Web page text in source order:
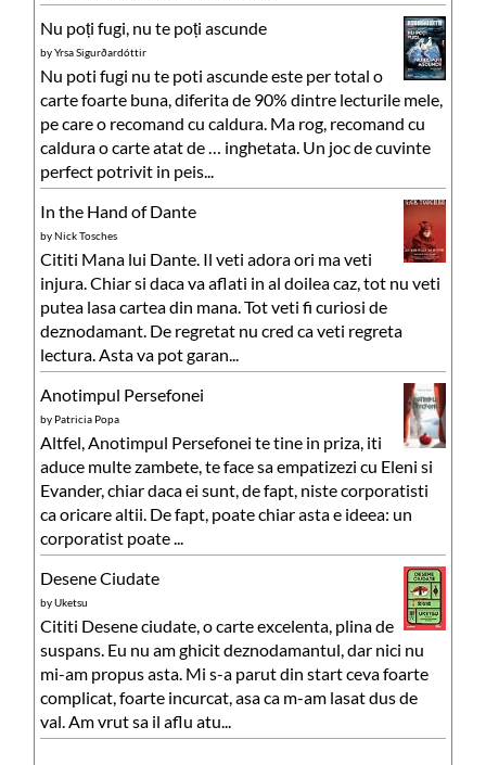
Nu poți fugi, nu te poți ascunde
byYrsa Sigurðardóttir
Nu poti fugi nu te poti ascunde este per total o
carte foarte buna, diferita de 90% dintre lecturile mele,
pe care o recomand cu caldura. Ma rog, recomand cu
caldura o carte atat de … inghetata. Un joc de cuvinte
perfect potrivit in peis...
In the Hand of Dante
byNick Tosches
Cititi Mana lui Dante. Il veti adora ori ma veti
injura. Chiar si daca va aflati in al doilea caz, tot nu veti
putea lasa cartea din mana. Tot veti fi curiosi de
deznodamant. De regretat nu cred ca veti regreta
lectura. Asta va pot garan...
Anotimpul Persefonei
by Patricia Popa
Altfel, Anotimpul Persefonei te tine in priza, iti
aduce multe zambete, te face sa empatizezi cu Eleni si
Evander, chiar daca ei sunt, de fapt, niste corporatisti
ca oricare altii. De fapt, poate chiar asta e ideea: un
corporatist poate ...
Desene Ciudate
byUketsu
Cititi Desene ciudate, o carte excelenta, plina de
suspans. Eu nu am ghicit deznodamantul, dar nici nu
mi-am propus asta. Mi s-a parut din start ceva foarte
complicat, foarte incurcat, asa ca m-am lasat dus de
val. Am vrut sa il aflu atu...